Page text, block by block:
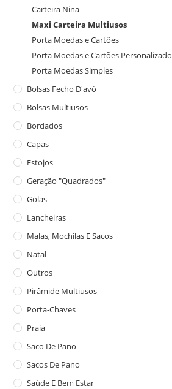
Carteira Nina
Maxi Carteira Multiusos
Porta Moedas e Cartões
Porta Moedas e Cartões Personalizado
Porta Moedas Simples
Bolsas Fecho D'avó
Bolsas Multiusos
Bordados
Capas
Estojos
Geração "Quadrados"
Golas
Lancheiras
Malas, Mochilas E Sacos
Natal
Outros
Pirâmide Multiusos
Porta-Chaves
Praia
Saco De Pano
Sacos De Pano
Saúde E Bem Estar